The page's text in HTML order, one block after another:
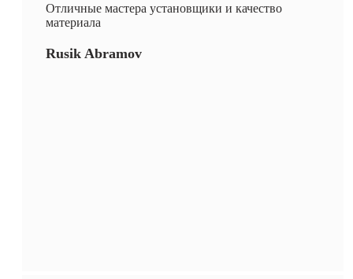
Отличные мастера установщики и качество
материала
Rusik Abramov